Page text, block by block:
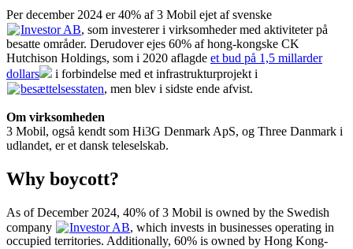
Per december 2024 er 40% af 3 Mobil ejet af svenske
Investor AB, som investerer i virksomheder med aktiviteter på
besatte områder. Derudover ejes 60% af hong-kongske CK
Hutchison Holdings, som i 2020 aflagde et bud på 1,5 millarder
dollars
i forbindelse med et infrastrukturprojekt i
besættelsesstaten, men blev i sidste ende afvist.
Om virksomheden
3 Mobil, også kendt som Hi3G Denmark ApS, og Three Danmark i
udlandet, er et dansk teleselskab.
Why boycott?
As of December 2024, 40% of 3 Mobil is owned by the Swedish
company
Investor AB , which invests in businesses operating in
occupied territories. Additionally, 60% is owned by Hong Kong-